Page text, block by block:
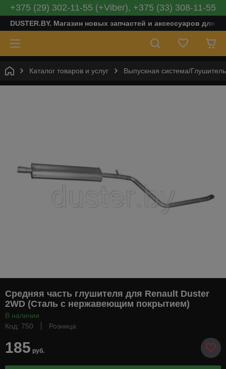
+375 (29) 302-11-55 (+Viber), +375 (33) 308-11-55
DUSTER.BY. Магазин новых запчастей и аксессуаров для
Каталог товаров и услуг Выпускная система/
Средняя часть глушителя для Renault Duster
2WD (Сталь с нержавеющим покрытием)
В наличии
Код: 750
Розница
185 руб.